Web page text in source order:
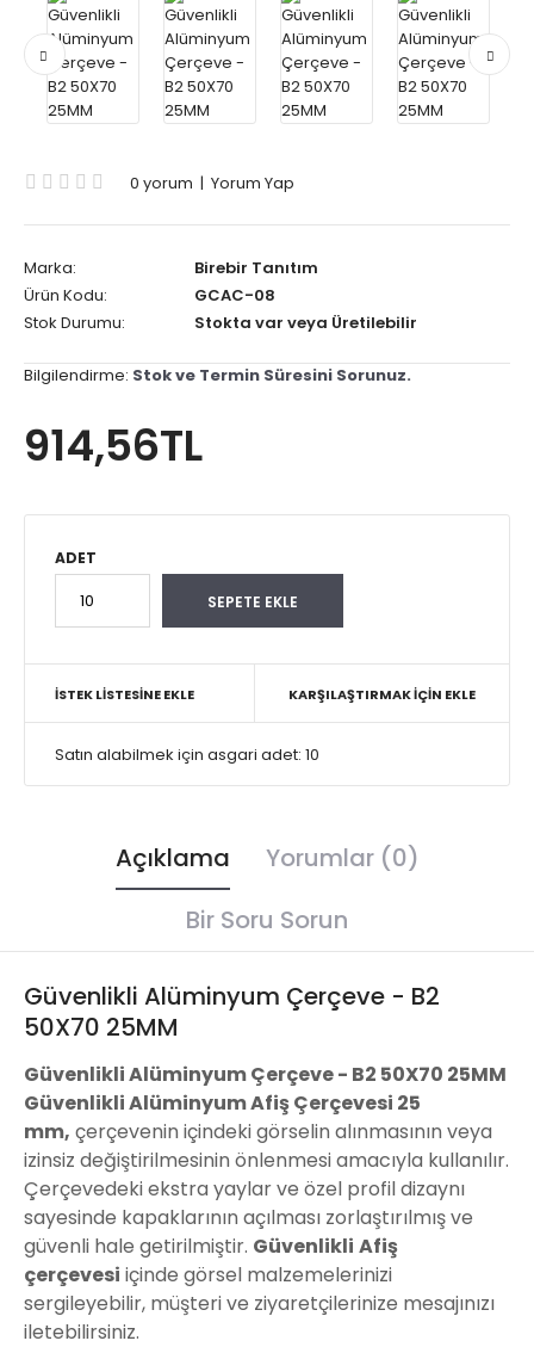
0 yorum | Yorum Yap
Marka:
Birebir Tanıtım
Ürün Kodu:
GCAC-08
Stok Durumu:
Stokta var veya Üretilebilir
Bilgilendirme: Stok ve Termin Süresini Sorunuz.
914,56TL
ADET
İSTEK LISTESINE EKLE KARŞILAŞTIRMAK İÇIN EKLE
Satın alabilmek için asgari adet: 10
Açıklama
Yorumlar (0)
Bir Soru Sorun
Güvenlikli Alüminyum Çerçeve - B2
50X70 25MM
Güvenlikli Alüminyum Çerçeve - B2 50X70 25MM
Güvenlikli Alüminyum Afiş Çerçevesi 25
mm, çerçevenin içindeki görselin alınmasının veya
izinsiz değiştirilmesinin önlenmesi amacıyla kullanılır.
Çerçevedeki ekstra yaylar ve özel profil dizaynı
sayesinde kapaklarının açılması zorlaştırılmış ve
güvenli hale getirilmiştir. Güvenlikli Afiş
çerçevesi içinde görsel malzemelerinizi
sergileyebilir, müşteri ve ziyaretçilerinize mesajınızı
iletebilirsiniz.